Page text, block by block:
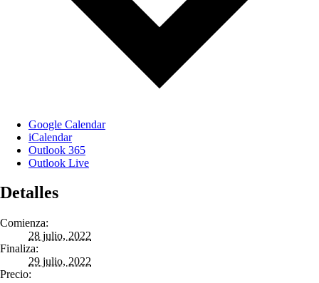
Google Calendar
iCalendar
Outlook 365
Outlook Live
Detalles
Comienza:
28 julio, 2022
Finaliza:
29 julio, 2022
Precio: